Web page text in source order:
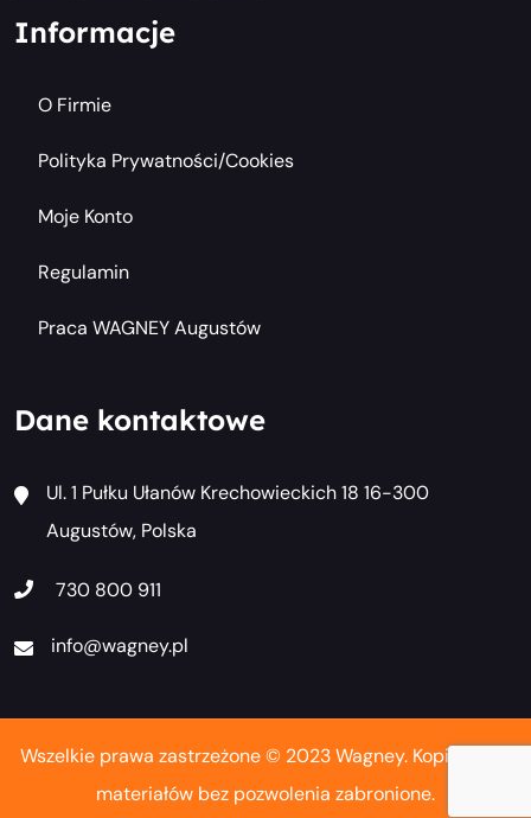
Informacje
O Firmie
Polityka Prywatności/cookies
Moje Konto
Regulamin
Praca WAGNEY Augustów
Dane kontaktowe
Ul. 1 Pułku Ułanów Krechowieckich 18 16-300
Augustów, Polska
730 800 911
info@wagney.pl
Wszelkie prawa zastrzeżone © 2023 Wagney. Kopiowanie
materiałów bez pozwolenia zabronione.